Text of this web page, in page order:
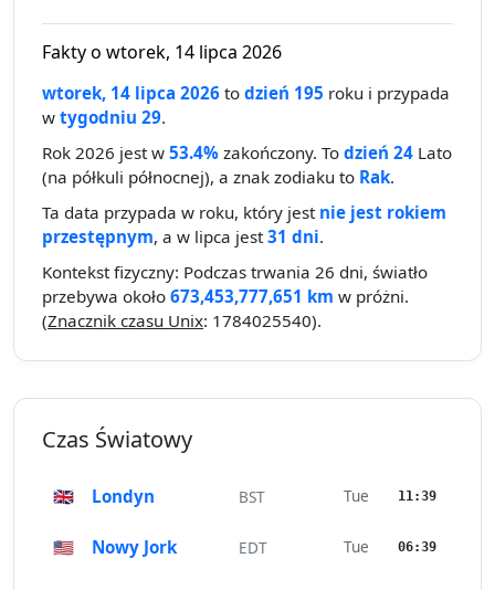
Fakty o wtorek, 14 lipca 2026
wtorek, 14 lipca 2026 to dzień 195 roku i przypada
w tygodniu 29.
Rok 2026 jest w 53.4% zakończony. To dzień 24 Lato
(na półkuli północnej), a znak zodiaku to Rak.
Ta data przypada w roku, który jest nie jest rokiem
przestępnym, a w lipca jest31 dni.
Kontekst fizyczny: Podczas trwania 26 dni, światło
przebywa około 673,453,777,651 km w próżni.
(Znacznik czasu Unix: 1784025540).
Czas Światowy
🇬🇧 Londyn BST Tue 11:39
🇺🇸 Nowy Jork EDT Tue 06:39